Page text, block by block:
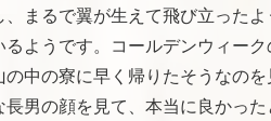
まるで翼が生えて飛び立った
ようです。コールデンウィーク
中の寮に早く帰りたそうなのを
男の顔を見て、本当に良かった